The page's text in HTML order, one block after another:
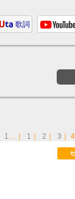
歌詞
1 …｜ 1 ｜ 2 ｜ 3 ｜ 4